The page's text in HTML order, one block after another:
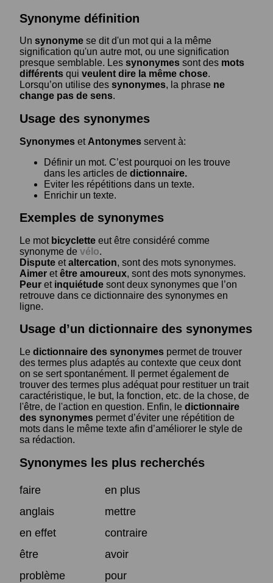
Synonyme définition
Un synonyme se dit d'un mot qui a la même
signification qu'un autre mot, ou une signification
presque semblable. Les synonymes sont des mots
différents qui veulent dire la même chose.
Lorsqu’on utilise des synonymes, la phrase ne
change pas de sens.
Usage des synonymes
Synonymes et Antonymes servent à:
Définir un mot. C’est pourquoi on les trouve
dans les articles de dictionnaire.
Eviter les répétitions dans un texte.
Enrichir un texte.
Exemples de synonymes
Le mot bicyclette eut être considéré comme
synonyme de vélo.
Dispute etaltercation, sont des mots synonymes.
Aimer etêtre amoureux, sont des mots synonymes.
Peur et inquiétude sont deux synonymes que l’on
retrouve dans ce dictionnaire des synonymes en
ligne.
Usage d’un dictionnaire des synonymes
Le dictionnaire des synonymes permet de trouver
des termes plus adaptés au contexte que ceux dont
on se sert spontanément. Il permet également de
trouver des termes plus adéquat pour restituer un trait
caractéristique, le but, la fonction, etc. de la chose, de
l'être, de l'action en question. Enfin, le dictionnaire
des synonymes permet d’éviter une répétition de
mots dans le même texte afin d’améliorer le style de
sa rédaction.
Synonymes les plus recherchés
faire
en plus
anglais
mettre
en effet
contraire
être
avoir
problème
pour